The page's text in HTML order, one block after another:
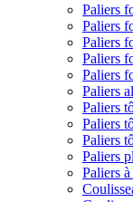
Paliers
Paliers
Paliers
Paliers
Paliers
Paliers
Paliers
Paliers
Paliers
Paliers
Paliers